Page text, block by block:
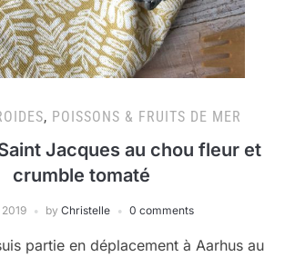
, POISSONS & FRUITS DE MER
Jacques au chou fleur et
crumble tomaté
2019 by Christelle 0 comments
partie en déplacement à Aarhus au